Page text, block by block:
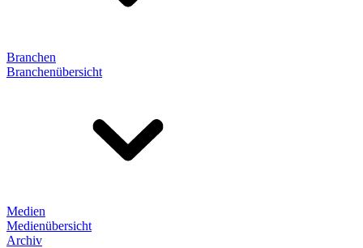
Branchen
Branchenübersicht
Medien
Medienübersicht
Archiv